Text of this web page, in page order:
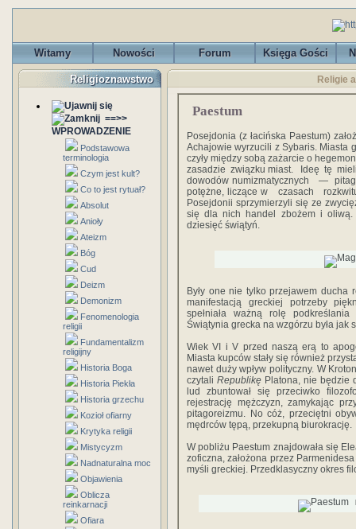
Witamy Nowości Forum Księga Gości
Religioznawstwo
==>>
WPROWADZENIE
Podstawowa
terminologia
Czym jest kult?
Co to jest rytuał?
Absolut
Anioły
Ateizm
Bóg
Cud
Deizm
Demonizm
Fenomenologia
religii
Fundamentalizm
religijny
Historia Boga
Historia Piekła
Historia grzechu
Kozioł ofiarny
Krytyka religii
Mistycyzm
Nadnaturalna moc
Objawienia
Oblicza
reinkarnacji
Ofiara
Religie
Paestum
Posejdonia (z łacińska Paestum)
Achajowie wyrzucili z Sybaris. Miasta
czyły między sobą zażarcie o
za­sadzie związku miast. Ideę tę
dowodów numizmatycznych —
potężne, liczące w czasach
Posejdonii sprzymierzyli się ze
się dla nich handel zbożem i oliwą.
dziesięć świątyń.
Były one nie tylko przejawem
manifestacją greckiej potrzeby
spełniała ważną rolę
Świątynia grecka na wzgórzu była jak
Wiek VI i V przed naszą erą to
Miasta kupców stały się również
na­wet duży wpływ polityczny. W
czy­tali Republikę Platona, nie będzie
lud zbuntował się przeciwko
rejestrację męż­czyzn, zamykając
pitagoreizmu. No cóż, prze­ciętni
mędrców tępą, przekupną biu­rokrację.
W pobliżu Paestum znajdowała się
zoficzna, założona przez
myśli greckiej. Przedklasyczny okres